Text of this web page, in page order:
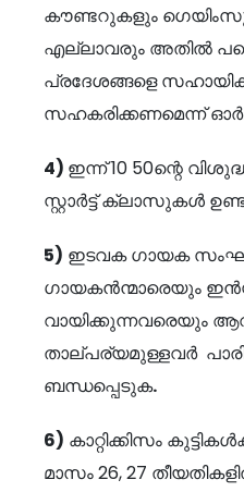
കൗണ്ടറുകളും
എല്ലാവരും അതിൽ
പ്രദേശങ്ങളെ
സഹകരിക്കണമെന്ന്
4) ഇന്ന് 10 50ന്റെ
സ്റ്റാർട്ട് ക്ലാസുകൾ
5) ഇടവക ഗായക
ഗായകൻന്മാരെയും
വായിക്കുന്നവരെയും
താല്പര്യമുള്ളവർ
ബന്ധപ്പെടുക.
6) കാറ്റിക്കിസം
മാസം 26, 27